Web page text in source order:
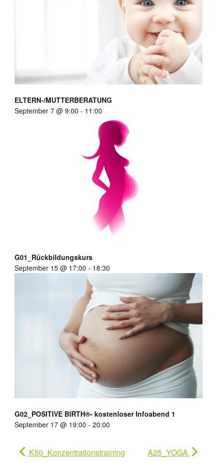
ELTERN-/MUTTERBERATUNG
September 7 @ 9:00 - 11:00
G01_Rückbildungskurs
September 15 @ 17:00 - 18:30
G02_POSITIVE BIRTH®- kostenloser Infoabend 1
September 17 @ 19:00 - 20:00
K50_Konzentrationstraining A25_YOGA